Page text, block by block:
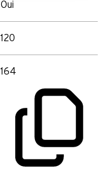
Oui
120
164